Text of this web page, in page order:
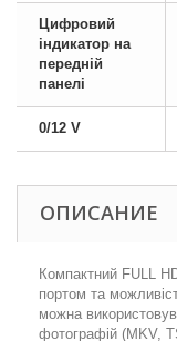
Цифровий
індикатор на
передній
панелі
0/12 V
ОПИСАНИЕ
Компактний FULL
портом та
можна
фотографій (MKV,